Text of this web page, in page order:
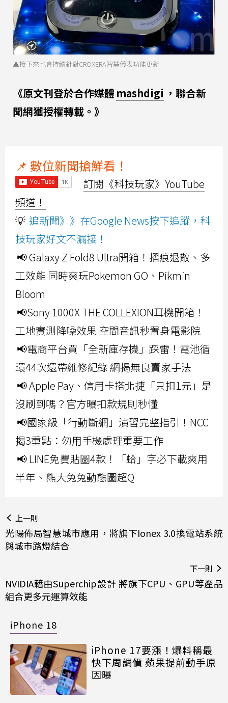
▲接下來也會持續針對CROXERA智慧儀表功能更新
《原文刊登於合作媒體 mashdigi ，聯合新
聞網獲授權轉載。》
📌 數位新聞搶鮮看！
訂閱《科技玩家》YouTube
頻道！
💡 追新聞》》在Google News按下追蹤，科
技玩家好文不漏接！
📢 Galaxy Z Fold8 Ultra開箱！摺痕退散、多
工效能 同時爽玩Pokemon GO、Pikmin
Bloom
📢Sony 1000X THE COLLEXION耳機開箱！
工地實測降噪效果 空間音訊秒置身電影院
📢電商平台買「全新庫存機」踩雷！電池循
環44次還帶維修紀錄 網揭無良賣家手法
📢 Apple Pay、信用卡搭北捷「只扣1元」是
沒刷到嗎？官方曝扣款規則秒懂
📢國家級「行動斷網」演習完整指引！NCC
揭3重點：勿用手機處理重要工作
📢 LINE免費貼圖4款！「蛤」字必下載爽用
半年、熊大兔兔動態圖超Q
上一則
光陽佈局智慧城市應用，將旗下Ionex 3.0換電站系統
與城市路燈結合
下一則
NVIDIA藉由Superchip設計 將旗下CPU、GPU等產品
組合更多元運算效能
iPhone 18
iPhone 17要漲！爆料稱最
快下周調價 蘋果提前動手原
因曝